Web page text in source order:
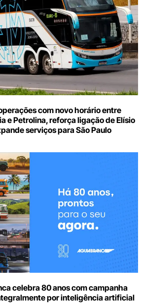
com novo horário entre
e Petrolina, reforça ligação de Elísio
serviços para São Paulo
celebra 80 anos com campanha
por inteligência artificial